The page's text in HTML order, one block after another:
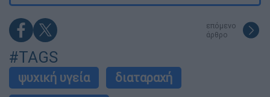
επόμενο
άρθρο
#TAGS
ψυχική υγεία
διαταραχή